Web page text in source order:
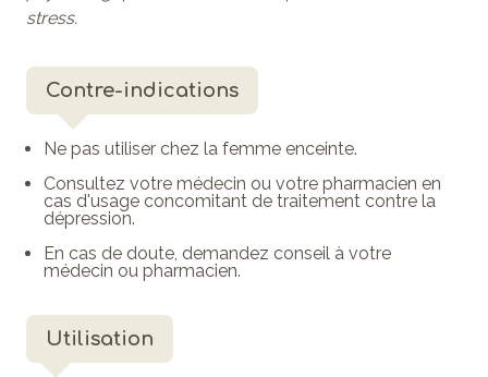
stress.
Contre-indications
Ne pas utiliser chez la femme enceinte.
Consultez votre médecin ou votre pharmacien en
cas d'usage concomitant de traitement contre la
dépression.
En cas de doute, demandez conseil à votre
médecin ou pharmacien.
Utilisation